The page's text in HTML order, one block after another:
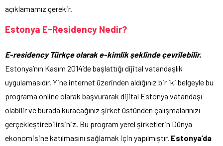
açıklamamız gerekir.
Estonya E-Residency Nedir?
E-residency Türkçe olarak e-kimlik şeklinde çevrilebilir.
Estonya’nın Kasım 2014’de başlattığı dijital vatandaşlık
uygulamasıdır. Yine internet üzerinden aldığınız bir iki belgeyle bu
programa online olarak başvurarak dijital Estonya vatandaşı
olabilir ve burada kuracağınız şirket üstünden çalışmalarınızı
gerçekleştirebilirsiniz. Bu program yerel şirketlerin Dünya
ekonomisine katılmasını sağlamak için yapılmıştır. Estonya’da